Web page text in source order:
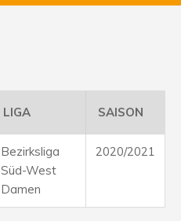
LIGA SAISON
Bezirksliga
Süd-West
Damen
2020/2021